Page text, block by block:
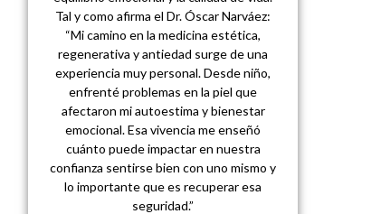
Tal y como afirma el Dr. Óscar Narváez:
“Mi camino en la medicina estética,
regenerativa y antiedad surge de una
experiencia muy personal. Desde niño,
enfrenté problemas en la piel que
afectaron mi autoestima y bienestar
emocional. Esa vivencia me enseñó
cuánto puede impactar en nuestra
confianza sentirse bien con uno mismo y
lo importante que es recuperar esa
seguridad.”